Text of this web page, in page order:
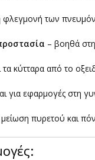
φλεγμονή των
– βοηθά
κύτταρα από το
για εφαρμογές στη
μείωση πυρετού και